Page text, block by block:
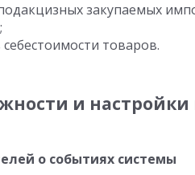
закупаемых
товаров.
и
о событиях системы